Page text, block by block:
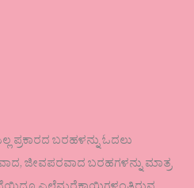
ಪ್ರಕಾರದ ಬರಹಳನ್ನು ಓದಲು
ಜೀವಪರವಾದ ಬರಹಗಳನ್ನು ಮಾತ್ರ